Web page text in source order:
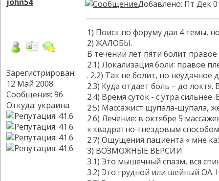
Зарегистрирован:
12 Май 2008
Сообщения: 96
Откуда: украина
Добавлено: Пт Дек
1) Поиск по форуму дал 4 темы,
2) ЖАЛОБЫ.
В течении лет пяти болит
2.1) Локализация боли: правое
. 2.2) Так не болит, но неудачное
2.3) Куда отдает боль – до локтя.
2.4) Время суток - с утра
2.5) Массажист щупала-щупала,
2.6) Лечение: в октябре 5
« квадратно-гнездовым
2.7) Ощущения пациента « мне
3) ВОЗМОЖНЫЕ ВЕРСИИ.
3.1) Это мышечный спазм, вся
3.2) Это грудной или шейный ОА.